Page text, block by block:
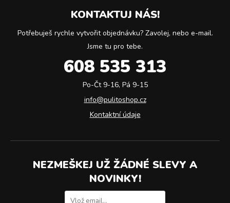
KONTAKTUJ NÁS!
Potřebuješ rychle vytvořit objednávku? Zavolej, nebo e-mail.
Jsme tu pro tebe.
608 535 313
Po-Čt 9-16, Pá 9-15
info@pulitoshop.cz
Kontaktní údaje
NEZMEŠKEJ UŽ ŽÁDNÉ SLEVY A
NOVINKY!